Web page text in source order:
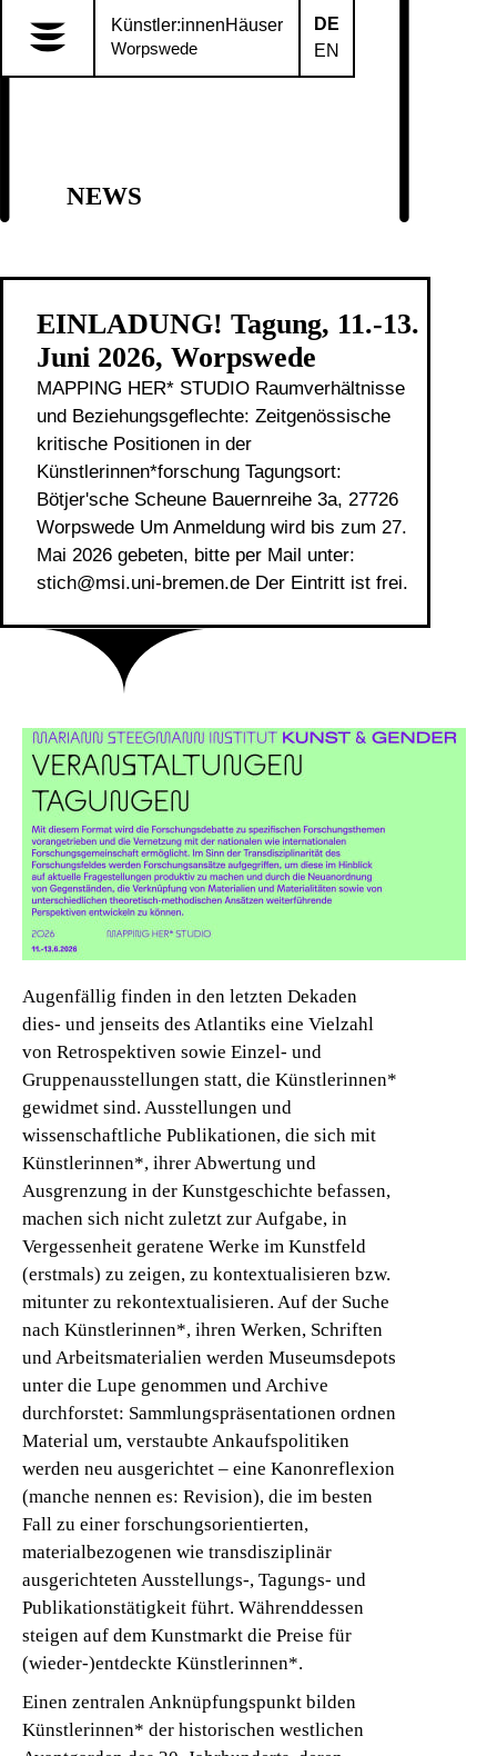
Künstler:innenHäuser
Worpswede
DE
EN
NEWS
EINLADUNG! Tagung, 11.-13.
Juni 2026, Worpswede
MAPPING HER* STUDIO Raumverhältnisse
und Beziehungsgeflechte: Zeitgenössische
kritische Positionen in der
Künstlerinnen*forschung Tagungsort:
Bötjer'sche Scheune Bauernreihe 3a, 27726
Worpswede Um Anmeldung wird bis zum 27.
Mai 2026 gebeten, bitte per Mail unter:
stich@msi.uni-bremen.de Der Eintritt ist frei.
Augenfällig finden in den letzten Dekaden
dies- und jenseits des Atlantiks eine Vielzahl
von Retrospektiven sowie Einzel- und
Gruppenausstellungen statt, die Künstlerinnen*
gewidmet sind. Ausstellungen und
wissenschaftliche Publikationen, die sich mit
Künstlerinnen*, ihrer Abwertung und
Ausgrenzung in der Kunstgeschichte befassen,
machen sich nicht zuletzt zur Aufgabe, in
Vergessenheit geratene Werke im Kunstfeld
(erstmals) zu zeigen, zu kontextualisieren bzw.
mitunter zu rekontextualisieren. Auf der Suche
nach Künstlerinnen*, ihren Werken, Schriften
und Arbeitsmaterialien werden Museumsdepots
unter die Lupe genommen und Archive
durchforstet: Sammlungspräsentationen ordnen
Material um, verstaubte Ankaufspolitiken
werden neu ausgerichtet – eine Kanonreflexion
(manche nennen es: Revision), die im besten
Fall zu einer forschungsorientierten,
materialbezogenen wie transdisziplinär
ausgerichteten Ausstellungs-, Tagungs- und
Publikationstätigkeit führt. Währenddessen
steigen auf dem Kunstmarkt die Preise für
(wieder-)entdeckte Künstlerinnen*.
Einen zentralen Anknüpfungspunkt bilden
Künstlerinnen* der historischen westlichen